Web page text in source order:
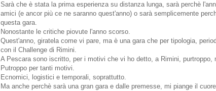
Sarà che è stata la prima esperienza su distanza lunga, sarà perchè
amici (e ancor più ce ne saranno quest'anno) o sarà semplicemente
questa gara.
Nonostante le critiche piovute l'anno scorso.
Quest'anno, giratela come vi pare, ma è una gara che per tipologia,
con il Challenge di Rimini.
A Pescara sono iscritto, per i motivi che vi ho detto, a Rimini, purtroppo,
Putroppo per tanti motivi.
Ecnomici, logistici e temporali, soprattutto.
Ma anche perchè sarà una gran gara e dalle premesse, mi piange il